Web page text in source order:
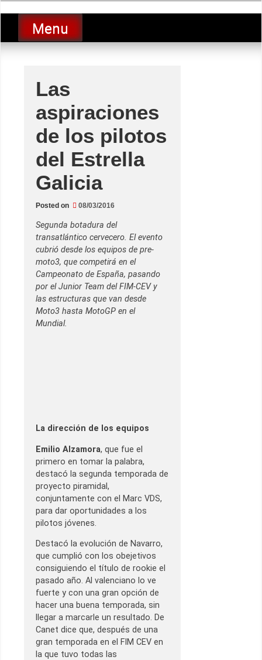
to
contentLucio Lopez GP
luciolopezgp
Menu
Las
aspiraciones
de los pilotos
del Estrella
Galicia
Posted on 08/03/2016
Segunda botadura del
transatlántico cervecero. El evento
cubrió desde los equipos de pre-
moto3, que competirá en el
Campeonato de España, pasando
por el Junior Team del FIM-CEV y
las estructuras que van desde
Moto3 hasta MotoGP en el
Mundial.
La dirección de los equipos
Emilio Alzamora, que fue el
primero en tomar la palabra,
destacó la segunda temporada de
proyecto piramidal,
conjuntamente con el Marc VDS,
para dar oportunidades a los
pilotos jóvenes.
Destacó la evolución de Navarro,
que cumplió con los obejetivos
consiguiendo el título de rookie el
pasado año. Al valenciano lo ve
fuerte y con una gran opción de
hacer una buena temporada, sin
llegar a marcarle un resultado. De
Canet dice que, después de una
gran temporada en el FIM CEV en
la que tuvo todas las